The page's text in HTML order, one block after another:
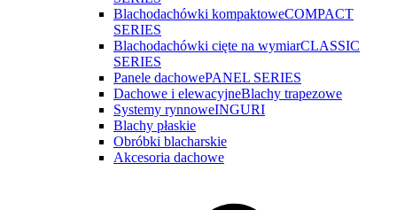
Blachodachówki kompaktoweCOMPACT
SERIES
Blachodachówki cięte na wymiarCLASSIC
SERIES
Panele dachowePANEL SERIES
Dachowe i elewacyjneBlachy trapezowe
Systemy rynnoweINGURI
Blachy płaskie
Obróbki blacharskie
Akcesoria dachowe